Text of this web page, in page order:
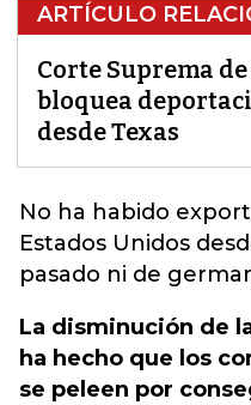
ARTÍCULO
Corte Suprema
bloquea
desde Texas
No ha habido
Estados Unidos
pasado ni de
La disminución de
ha hecho que los
se peleen por